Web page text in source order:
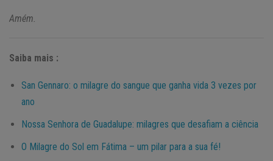
Amém.
Saiba mais :
San Gennaro: o milagre do sangue que ganha vida 3 vezes por
ano
Nossa Senhora de Guadalupe: milagres que desafiam a ciência
O Milagre do Sol em Fátima – um pilar para a sua fé!